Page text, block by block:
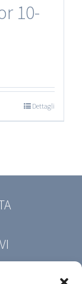
10-
Dettagli